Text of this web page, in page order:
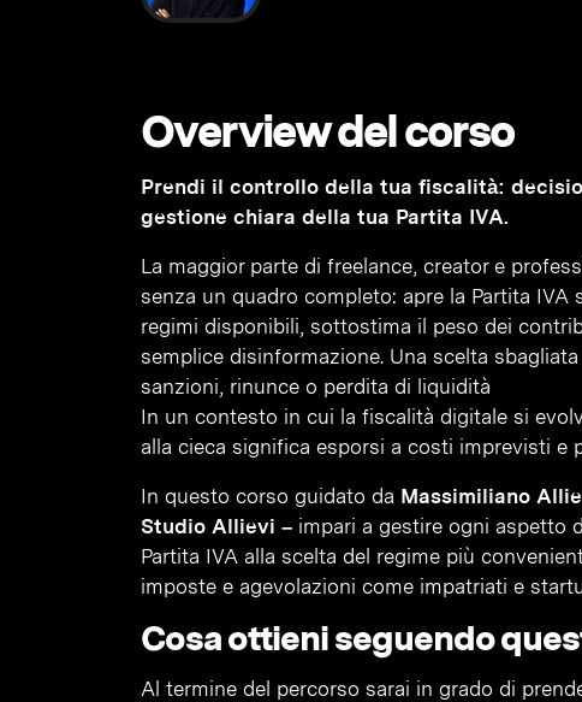
Overview del corso
Prendi il controllo della tua fiscalità:
gestione chiara della tua Partita IVA.
La maggior parte di freelance, creator e
senza un quadro completo: apre la Partita
regimi disponibili, sottostima il peso dei
semplice disinformazione. Una scelta
sanzioni, rinunce o perdita di liquidità
In un contesto in cui la fiscalità digitale si
alla cieca significa esporsi a costi imprevisti e
In questo corso guidato da Massimiliano
Studio Allievi – impari a gestire ogni aspetto
Partita IVA alla scelta del regime più
imposte e agevolazioni come impatriati e
Cosa ottieni seguendo
Al termine del percorso sarai in grado di